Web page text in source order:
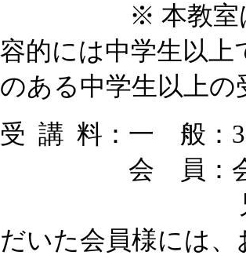
※ 本教室は小
容的には中学生以
のある中学生以上
受 講 料：一 般：
会 員：会員
兄 弟 割 引
だいた会員様には、